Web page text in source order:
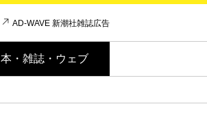
AD-WAVE 新潮社雑誌広告
本・雑誌・ウェブ